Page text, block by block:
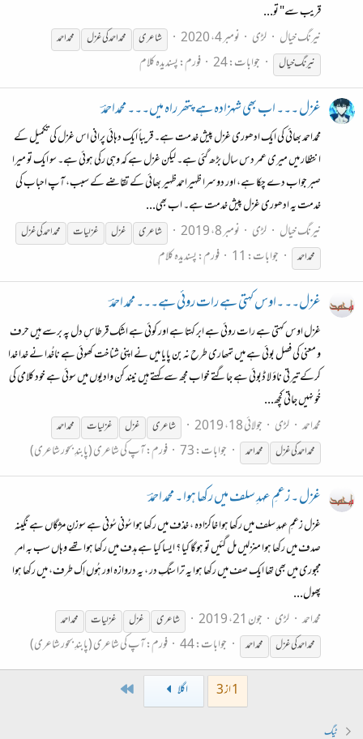
قریب سے" تو...
نیرنگ خیال
لڑی نومبر 4، 2020 شاعری محمداحمدکیغزل محمداحمد
نیرنگ خیال
جوابات: 24 فورم:پسندیدہ کلام
غزل ۔۔۔ اب بھی شہزادہ ہے پتھر راہ میں۔۔۔ محمداحمدؔ
محمداحمد بھائی کی ایک ادھوری غزل پیش خدمت ہے۔ قریباً ایک دہائی پرانی اس غزل کی تکمیل کے
انتظار میں میری عمر دس سال بڑھ گئی ہے۔ لیکن غزل ہے کہ وہی رکی ہوئی ہے۔ سو ایک تو میرا
صبر جواب دے چکا ہے، اور دوسرا ظہیراحمدظہیر بھائی کے تقاضے کے سبب، آپ احباب کی
خدمت یہ ادھوری غزل پیش خدمت ہے۔ اب بھی...
نیرنگ خیال
لڑی نومبر 8، 2019 شاعری غزل غزلیات محمداحمدکیغزل
محمداحمد جوابات: 11 فورم:پسندیدہ کلام
غزل۔۔ ۔اوس کہتی ہے رات روئی ہے۔۔۔ محمد احمدؔ
غزل اوس کہتی ہے رات روئی ہے ابر کہتا ہے اور کوئی ہے اشک قرطاسِ دل پہ برسے ہیں حرف
و معنی کی فصل بوئی ہے میں تمھاری طرح نہ بن پایا میں نے اپنی شناخت کھوئی ہے ناخُدا نے خدا خدا
کرکے تیرتی ناؤ لا ڈبوئی ہے جاگتے خواب مجھ سے کہتے ہیں نیند کن وادیوں میں سوئی ہے خود کلامی کی
خُو نہیں جاتی کچھ...
محمداحمد لڑی جولائی 18، 2019 شاعری غزل غزلیات محمداحمد
محمداحمدکیغزل محمداحمد جوابات: 73 فورم:آپ کی شاعری (پابندِ بحور شاعری)
غزل ۔ زعمِ عہدِ سلف میں رکھا ہوا ۔ محمد احمدؔ
غزل زعمِ عہدِ سلف میں رکھا ہوا خاکزادہ ، خذف میں رکھا ہوا سُونی سُونی ہے سوزنِ مژگاں ہے نگینہ
صدف میں رکھا ہوا منزلیں مل گئیں تو ہوگا کیا ؟ ایسا کیا ہے ہدف میں رکھا ہوا تھے وہاں سب بہ امرِ
مجبوری میں بھی تھا ایک صف میں رکھا ہوا یہ ترا سنگِ در ، یہ دروازہ اور ہُوں اِک طرف، میں رکھا ہوا
پھول...
محمداحمد لڑی جون 21، 2019 شاعری غزل غزلیات محمداحمد
محمداحمدکیغزل محمداحمد جوابات: 44 فورم:آپ کی شاعری (پابندِ بحور شاعری)
1 از 3 اگلا
ٹیگ